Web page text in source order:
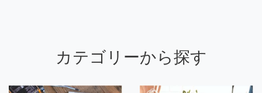
カテゴリーから探す